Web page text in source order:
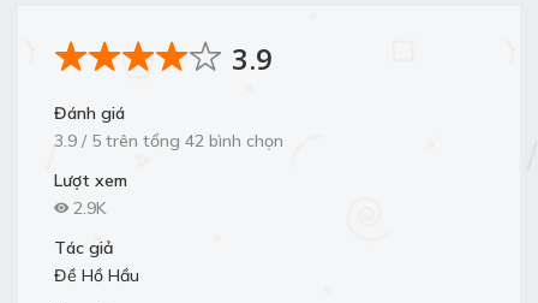
3.9
Đánh giá
3.9 / 5 trên tổng 42 bình chọn
Lượt xem
2.9K
Tác giả
Đề Hồ Hầu